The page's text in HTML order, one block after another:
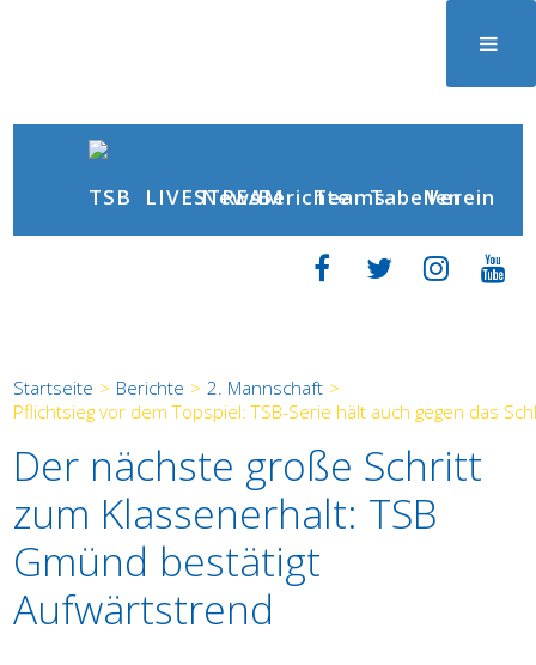
LIVESTREAM
NewsBerichteTeamsTabellenVerein
Startseite > Berichte > 2. Mannschaft >
Pflichtsieg vor dem Topspiel: TSB-Serie hält auch gegen das
Der nächste große Schritt
zum Klassenerhalt: TSB
Gmünd bestätigt
Aufwärtstrend